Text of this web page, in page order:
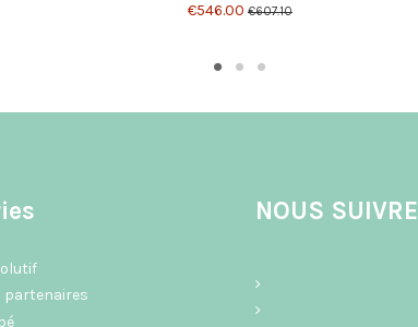
€546.00 €607.10
partenaires
NOUS SUIVRE